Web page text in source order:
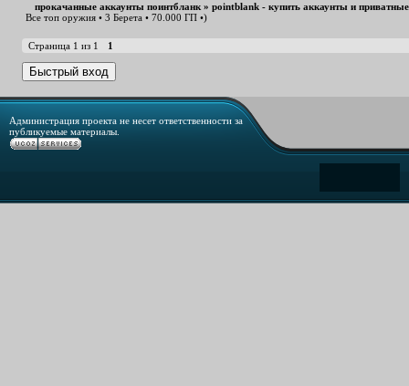
прокачанные аккаунты поинтбланк » pointblank - купить аккаунты и
Все топ оружия • 3 Берета • 70.000 ГП •)
Страница 1 из 1 1
Администрация проекта не несет ответственности за
публикуемые материалы.